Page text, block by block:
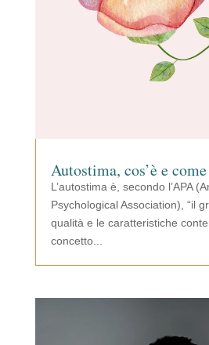
Autostima, cos’è e
L’autostima è, secondo l’APA
Psychological Association), “il
qualità e le caratteristiche
concetto...